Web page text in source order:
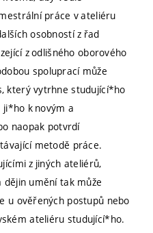
práce v ateliéru
osobností z řad
z odlišného oborového
spoluprací může
který vytrhne studující*ho
ji*ho k novým a
naopak potvrdí
metodě práce.
z jiných ateliérů,
umění tak může
u ověřených postupů nebo
ateliéru studující*ho.